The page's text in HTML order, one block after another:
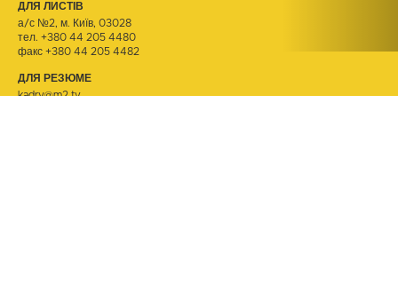
ДЛЯ ЛИСТІВ
а/с №2, м. Київ, 03028
тел. +380 44 205 4480
факс +380 44 205 4482
ДЛЯ РЕЗЮМЕ
kadry@m2.tv